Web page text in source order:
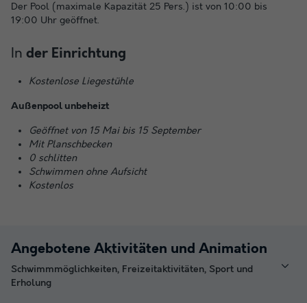
Der Pool (maximale Kapazität 25 Pers.) ist von 10:00 bis
19:00 Uhr geöffnet.
In der Einrichtung
Kostenlose Liegestühle
Außenpool unbeheizt
Geöffnet von 15 Mai bis 15 September
Mit Planschbecken
0 schlitten
Schwimmen ohne Aufsicht
Kostenlos
Angebotene Aktivitäten und Animation
Schwimmmöglichkeiten, Freizeitaktivitäten, Sport und
Erholung